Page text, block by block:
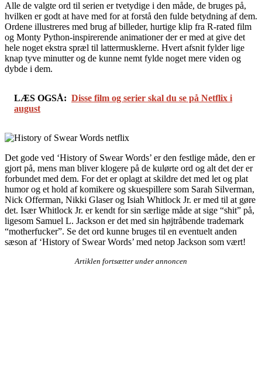
Alle de valgte ord til serien er tvetydige i den måde, de bruges på,
hvilken er godt at have med for at forstå den fulde betydning af dem.
Ordene illustreres med brug af billeder, hurtige klip fra R-rated film
og Monty Python-inspirerende animationer der er med at give det
hele noget ekstra spræl til lattermusklerne. Hvert afsnit fylder lige
knap tyve minutter og de kunne nemt fylde noget mere viden og
dybde i dem.
LÆS OGSÅ: Disse film og serier skal du se på Netflix i
august
Det gode ved ‘History of Swear Words’ er den festlige måde, den er
gjort på, mens man bliver klogere på de kulørte ord og alt det der er
forbundet med dem. For det er oplagt at skildre det med let og plat
humor og et hold af komikere og skuespillere som Sarah Silverman,
Nick Offerman, Nikki Glaser og Isiah Whitlock Jr. er med til at gøre
det. Især Whitlock Jr. er kendt for sin særlige måde at sige “shit” på,
ligesom Samuel L. Jackson er det med sin højtråbende trademark
“motherfucker”. Se det ord kunne bruges til en eventuelt anden
sæson af ‘History of Swear Words’ med netop Jackson som vært!
Artiklen fortsætter under annoncen